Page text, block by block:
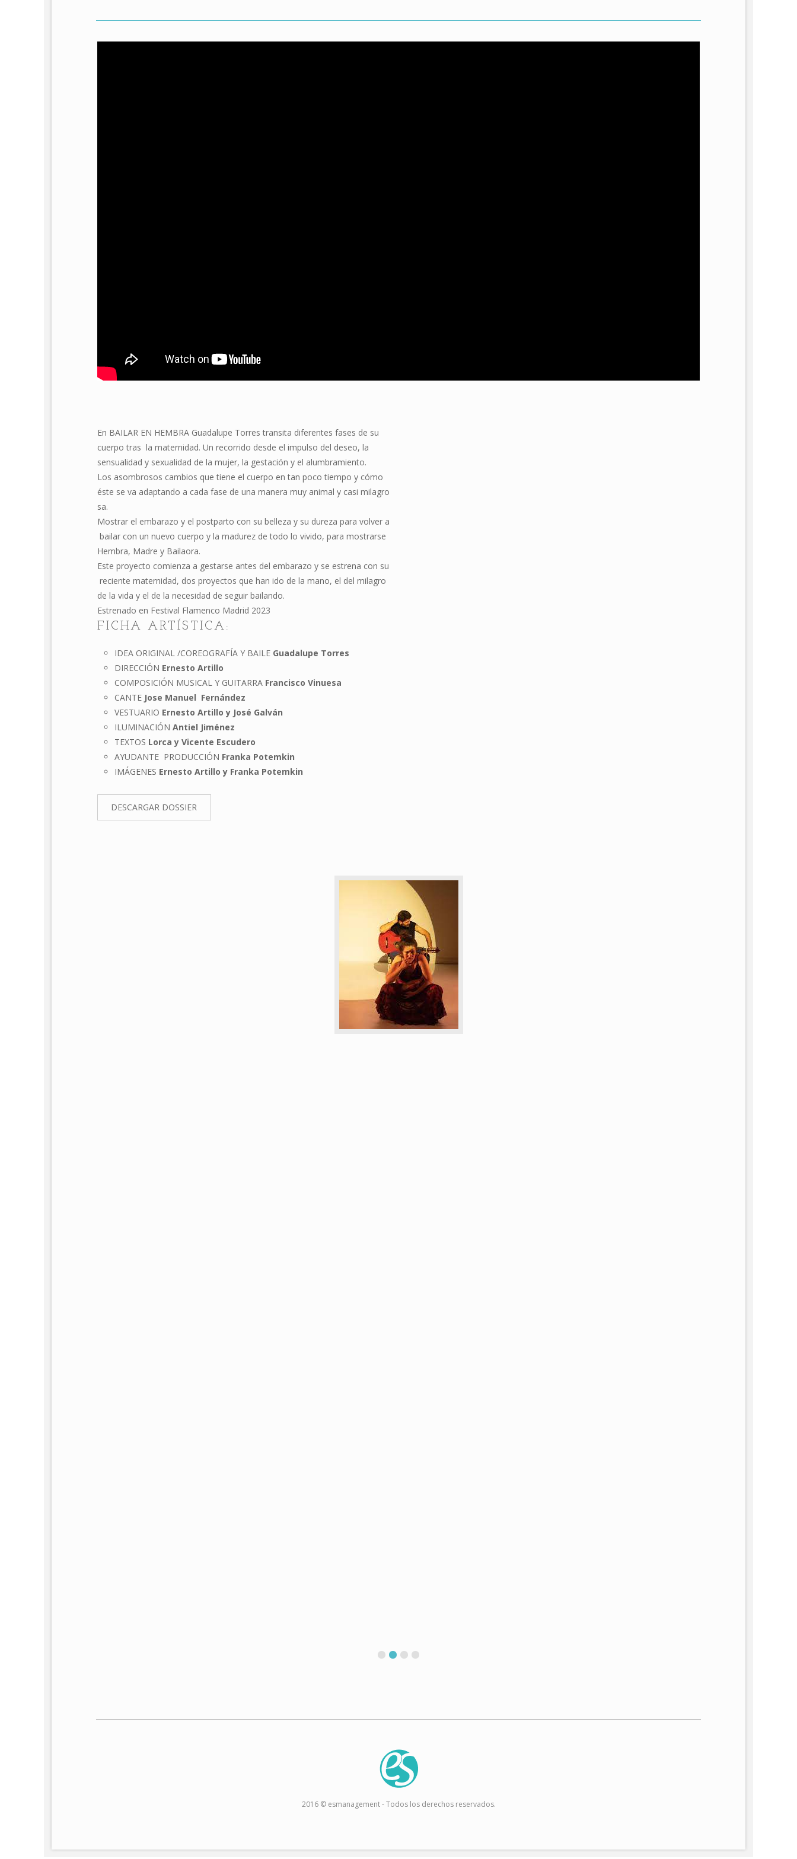
En BAILAR EN HEMBRA Guadalupe Torres transita diferentes fases de su
cuerpo tras la maternidad. Un recorrido desde el impulso del deseo, la
sensualidad y sexualidad de la mujer, la gestación y el alumbramiento.
Los asombrosos cambios que tiene el cuerpo en tan poco tiempo y cómo
éste se va adaptando a cada fase de una manera muy animal y casi milagro
sa.
Mostrar el embarazo y el postparto con su belleza y su dureza para volver a
bailar con un nuevo cuerpo y la madurez de todo lo vivido, para mostrarse
Hembra, Madre y Bailaora.
Este proyecto comienza a gestarse antes del embarazo y se estrena con su
reciente maternidad, dos proyectos que han ido de la mano, el del milagro
de la vida y el de la necesidad de seguir bailando.
Estrenado en Festival Flamenco Madrid 2023
FICHA ARTÍSTICA:
IDEA ORIGINAL /COREOGRAFÍA Y BAILE Guadalupe Torres
DIRECCIÓN Ernesto Artillo
COMPOSICIÓN MUSICAL Y GUITARRA Francisco Vinuesa
CANTE Jose Manuel Fernández
VESTUARIO Ernesto Artillo y José Galván
ILUMINACIÓN Antiel Jiménez
TEXTOS Lorca y Vicente Escudero
AYUDANTE PRODUCCIÓN Franka Potemkin
IMÁGENES Ernesto Artillo y Franka Potemkin
DESCARGAR DOSSIER
2016 © esmanagement - Todos los derechos reservados.